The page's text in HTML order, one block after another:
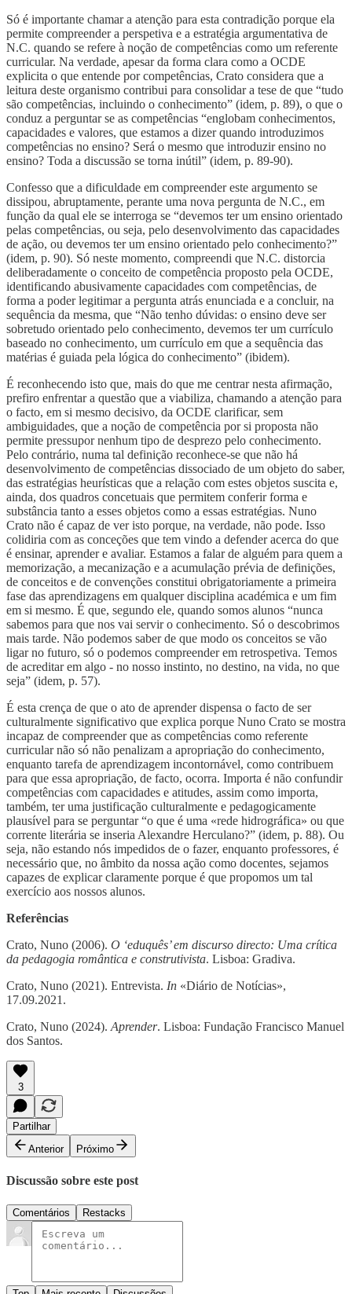
Só é importante chamar a atenção para esta contradição porque ela
permite compreender a perspetiva e a estratégia argumentativa de
N.C. quando se refere à noção de competências como um referente
curricular. Na verdade, apesar da forma clara como a OCDE
explicita o que entende por competências, Crato considera que a
leitura deste organismo contribui para consolidar a tese de que “tudo
são competências, incluindo o conhecimento” (idem, p. 89), o que o
conduz a perguntar se as competências “englobam conhecimentos,
capacidades e valores, que estamos a dizer quando introduzimos
competências no ensino? Será o mesmo que introduzir ensino no
ensino? Toda a discussão se torna inútil” (idem, p. 89-90).
Confesso que a dificuldade em compreender este argumento se
dissipou, abruptamente, perante uma nova pergunta de N.C., em
função da qual ele se interroga se “devemos ter um ensino orientado
pelas competências, ou seja, pelo desenvolvimento das capacidades
de ação, ou devemos ter um ensino orientado pelo conhecimento?”
(idem, p. 90). Só neste momento, compreendi que N.C. distorcia
deliberadamente o conceito de competência proposto pela OCDE,
identificando abusivamente capacidades com competências, de
forma a poder legitimar a pergunta atrás enunciada e a concluir, na
sequência da mesma, que “Não tenho dúvidas: o ensino deve ser
sobretudo orientado pelo conhecimento, devemos ter um currículo
baseado no conhecimento, um currículo em que a sequência das
matérias é guiada pela lógica do conhecimento” (ibidem).
É reconhecendo isto que, mais do que me centrar nesta afirmação,
prefiro enfrentar a questão que a viabiliza, chamando a atenção para
o facto, em si mesmo decisivo, da OCDE clarificar, sem
ambiguidades, que a noção de competência por si proposta não
permite pressupor nenhum tipo de desprezo pelo conhecimento.
Pelo contrário, numa tal definição reconhece-se que não há
desenvolvimento de competências dissociado de um objeto do saber,
das estratégias heurísticas que a relação com estes objetos suscita e,
ainda, dos quadros concetuais que permitem conferir forma e
substância tanto a esses objetos como a essas estratégias. Nuno
Crato não é capaz de ver isto porque, na verdade, não pode. Isso
colidiria com as conceções que tem vindo a defender acerca do que
é ensinar, aprender e avaliar. Estamos a falar de alguém para quem a
memorização, a mecanização e a acumulação prévia de definições,
de conceitos e de convenções constitui obrigatoriamente a primeira
fase das aprendizagens em qualquer disciplina académica e um fim
em si mesmo. É que, segundo ele, quando somos alunos “nunca
sabemos para que nos vai servir o conhecimento. Só o descobrimos
mais tarde. Não podemos saber de que modo os conceitos se vão
ligar no futuro, só o podemos compreender em retrospetiva. Temos
de acreditar em algo - no nosso instinto, no destino, na vida, no que
seja” (idem, p. 57).
É esta crença de que o ato de aprender dispensa o facto de ser
culturalmente significativo que explica porque Nuno Crato se mostra
incapaz de compreender que as competências como referente
curricular não só não penalizam a apropriação do conhecimento,
enquanto tarefa de aprendizagem incontornável, como contribuem
para que essa apropriação, de facto, ocorra. Importa é não confundir
competências com capacidades e atitudes, assim como importa,
também, ter uma justificação culturalmente e pedagogicamente
plausível para se perguntar “o que é uma «rede hidrográfica» ou que
corrente literária se inseria Alexandre Herculano?” (idem, p. 88). Ou
seja, não estando nós impedidos de o fazer, enquanto professores, é
necessário que, no âmbito da nossa ação como docentes, sejamos
capazes de explicar claramente porque é que propomos um tal
exercício aos nossos alunos.
Referências
Crato, Nuno (2006). O ‘eduquês’ em discurso directo: Uma crítica
da pedagogia romântica e construtivista. Lisboa: Gradiva.
Crato, Nuno (2021). Entrevista. In «Diário de Notícias»,
17.09.2021.
Crato, Nuno (2024). Aprender. Lisboa: Fundação Francisco Manuel
dos Santos.
3
Partilhar
Anterior
Próximo
Discussão sobre este post
Comentários Restacks